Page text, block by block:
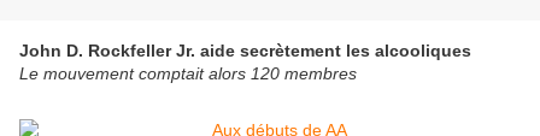
John D. Rockfeller Jr. aide secrètement les alcooliques
Le mouvement comptait alors 120 membres